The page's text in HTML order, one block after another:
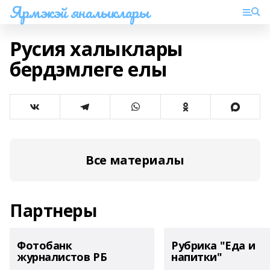
Ярмэкэй яналыклары
Русия халыклары
бердэмлеге елы
Все материалы
Партнеры
Фотобанк
журналистов РБ
Рубрика "Еда и
напитки"